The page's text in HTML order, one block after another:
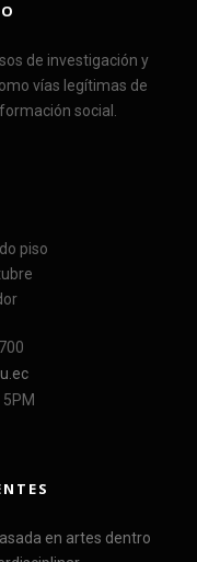
de investigación y
vías legítimas de
social.
piso
5PM
en artes dentro